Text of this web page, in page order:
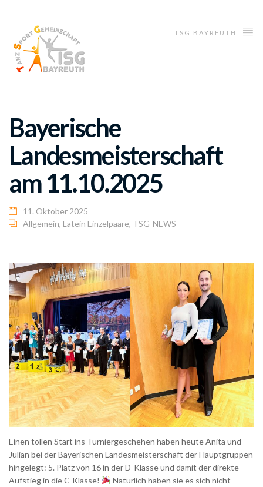
TSG BAYREUTH
Bayerische
Landesmeisterschaft
am 11.10.2025
11. Oktober 2025
Allgemein, Latein Einzelpaare, TSG-NEWS
Einen tollen Start ins Turniergeschehen haben heute Anita und
Julian bei der Bayerischen Landesmeisterschaft der Hauptgruppen
hingelegt: 5. Platz von 16 in der D-Klasse und damit der direkte
Aufstieg in die C-Klasse!
Natürlich haben sie es sich nicht